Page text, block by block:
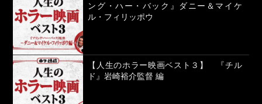
ング・ハー・バック』ダニー＆マイケ
ル・フィリッポウ
【人生のホラー映画ベスト３】 『チル
ド』岩崎裕介監督 編